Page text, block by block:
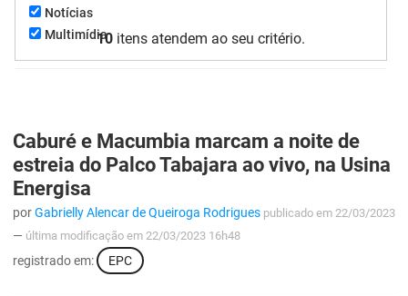
Planejamento, Orçamento e Gestão
Procuradoria Geral do Estado
Saúde
Segurança e Defesa Social
Turismo e Desenvolvimento Econômico
FUNES
FUNESC
IASS
IPHAEP
JUCEP
LIFESA
10 itens atendem ao seu critério.
Notícias
Multimídia
Caburé e Macumbia marcam a noite de
estreia do Palco Tabajara ao vivo, na Usina
Energisa
porGabrielly Alencar de Queiroga Rodrigues publicado em 22/03/2023
— última modificação em 22/03/2023 16h48
registrado em: EPC